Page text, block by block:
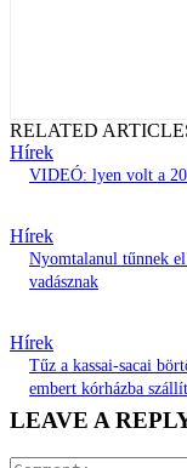
RELATED
Hírek
VIDEÓ: lyen volt a
Hírek
Nyomtalanul tűnnek
vadásznak
Hírek
Tűz a kassai-sacai
embert kórházba
LEAVE A